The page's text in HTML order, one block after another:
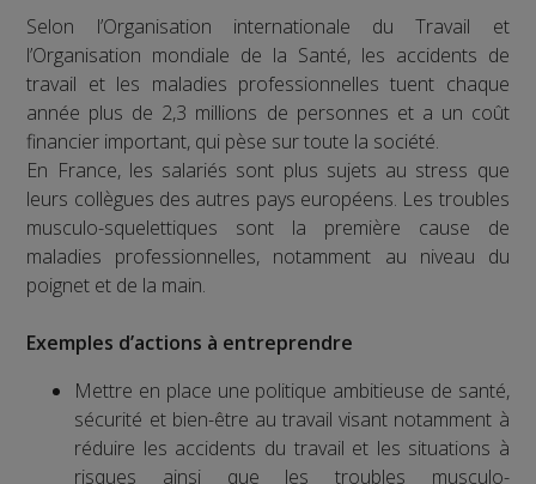
Selon l’Organisation internationale du Travail et
l’Organisation mondiale de la Santé, les accidents de
travail et les maladies professionnelles tuent chaque
année plus de 2,3 millions de personnes et a un coût
financier important, qui pèse sur toute la société.
En France, les salariés sont plus sujets au stress que
leurs collègues des autres pays européens. Les troubles
musculo-squelettiques sont la première cause de
maladies professionnelles, notamment au niveau du
poignet et de la main.
Exemples d’actions à entreprendre
Mettre en place une politique ambitieuse de santé,
sécurité et bien-être au travail visant notamment à
réduire les accidents du travail et les situations à
risques ainsi que les troubles musculo-